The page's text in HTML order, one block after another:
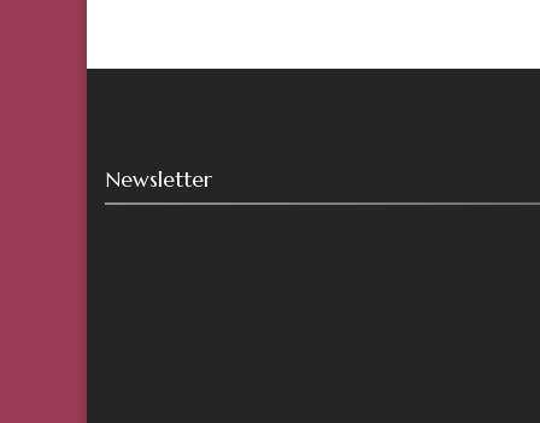
Newsletter